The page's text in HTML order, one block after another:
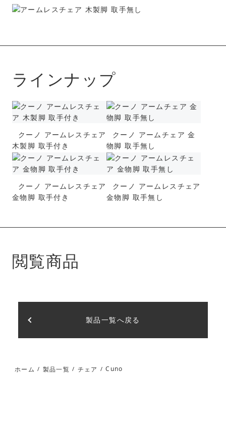
ラインナップ
クーノ アームレスチェア
木製脚 取手付き
クーノ アームチェア 金
物脚 取手無し
クーノ アームレスチェア
金物脚 取手付き
クーノ アームレスチェア
金物脚 取手無し
閲覧商品
製品一覧へ戻る
ホーム / 製品一覧 / チェア / Cuno